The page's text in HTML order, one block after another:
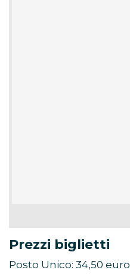
Prezzi biglietti
Posto Unico: 34,50 euro